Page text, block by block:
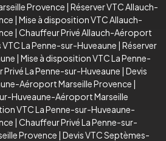
Provence | Réserver VTC Allauch-
| Mise à disposition VTC Allauch-
| Chauffeur Privé Allauch-Aéroport
VTC La Penne-sur-Huveaune | Réserver
| Mise à disposition VTC La Penne-
Privé La Penne-sur-Huveaune | Devis
Aéroport Marseille Provence |
Huveaune-Aéroport Marseille
VTC La Penne-sur-Huveaune-
| Chauffeur Privé La Penne-sur-
Provence | Devis VTC Septèmes-